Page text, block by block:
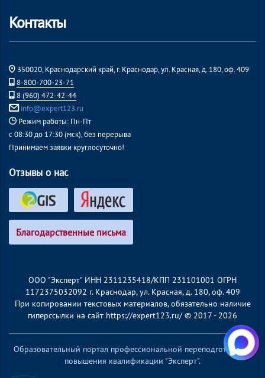
Контакты
350020, Краснодарский край, г. Краснодар, ул. Красная, д. 180, оф. 409
8-800-700-23-71
8 (960) 472-42-44
info@expert123.ru
Режим работы: Пн-Пт
с 08:30 до 17:30 (мск), без перерыва
Принимаем заявки круглосуточно!
Отзывы о нас
Благодарственные письма
ООО "Эксперт" ИНН 2311235418/КПП 231101001 ОГРН
1172375032092 г. Краснодар, ул. Красная, д. 180, оф. 409
При копировании текстовых материалов, обязательно наличие
гиперссылки на сайт https://expert123.ru/ © 2017 - 2026
Образовательный портал профессиональной переподготовки и
повышения квалификации "Эксперт".